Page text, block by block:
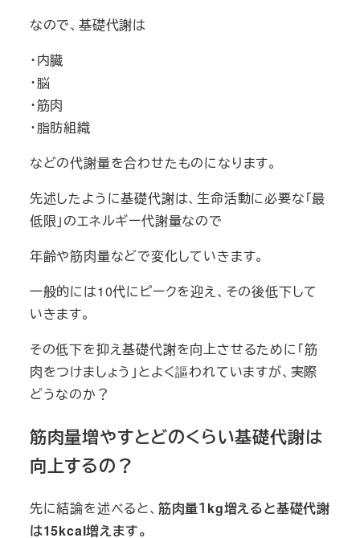
なので、基礎代謝は
・内臓
・脳
・筋肉
・脂肪組織
などの代謝量を合わせたものになります。
先述したように基礎代謝は、生命活動に必要な「最
低限」のエネルギー代謝量なので
年齢や筋肉量などで変化していきます。
一般的には10代にピークを迎え、その後低下して
いきます。
その低下を抑え基礎代謝を向上させるために「筋
肉をつけましょう」とよく謳われていますが、実際
どうなのか？
筋肉量増やすとどのくらい基礎代謝は
向上するの？
先に結論を述べると、 筋肉量１kg増えると基礎代謝
は15kcal増えます。